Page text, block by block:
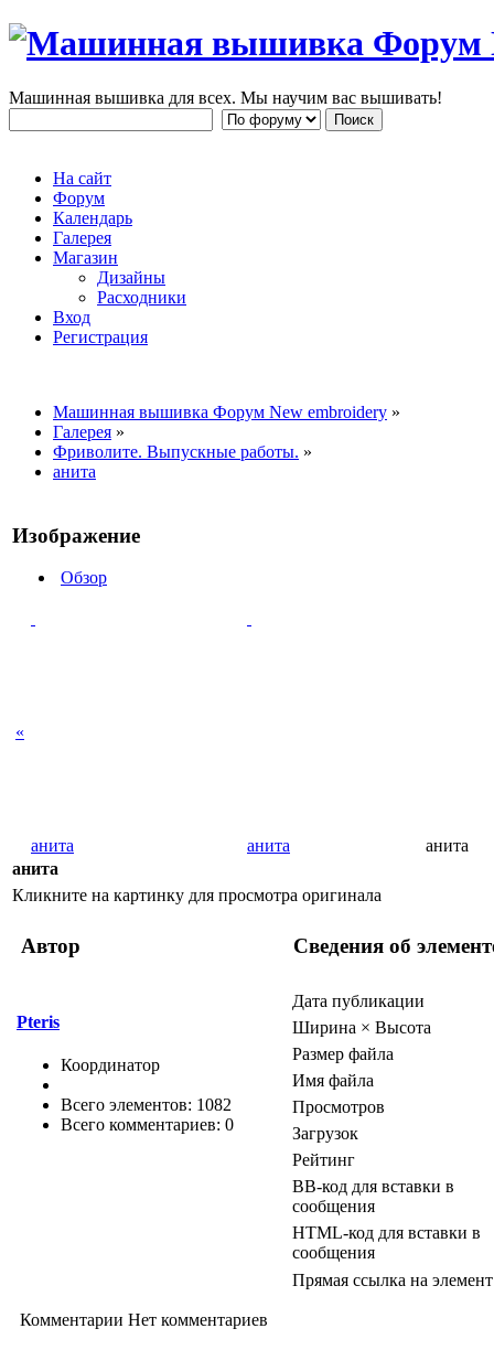
Машинная вышивка для всех. Мы научим вас вышивать!
На сайт
Форум
Календарь
Галерея
Магазин
Дизайны
Расходники
Вход
Регистрация
Машинная вышивка Форум New embroidery »
Галерея »
Фриволите. Выпускные работы. »
анита
Изображение
Обзор
«
анита анита
анита
анита
Кликните на картинку для просмотра оригинала
Автор Сведения об
Pteris
Координатор
Всего элементов: 1082
Всего комментариев: 0
Дата публикации
Ширина × Высота
Размер файла
Имя файла
Просмотров
Загрузок
Рейтинг
BB-код для вставки в
сообщения
HTML-код для вставки в
сообщения
Прямая ссылка на элемент
Комментарии Нет комментариев